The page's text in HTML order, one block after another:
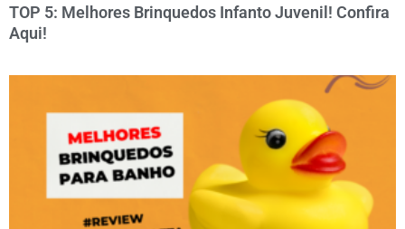
TOP 5: Melhores Brinquedos Infanto Juvenil! Confira
Aqui!